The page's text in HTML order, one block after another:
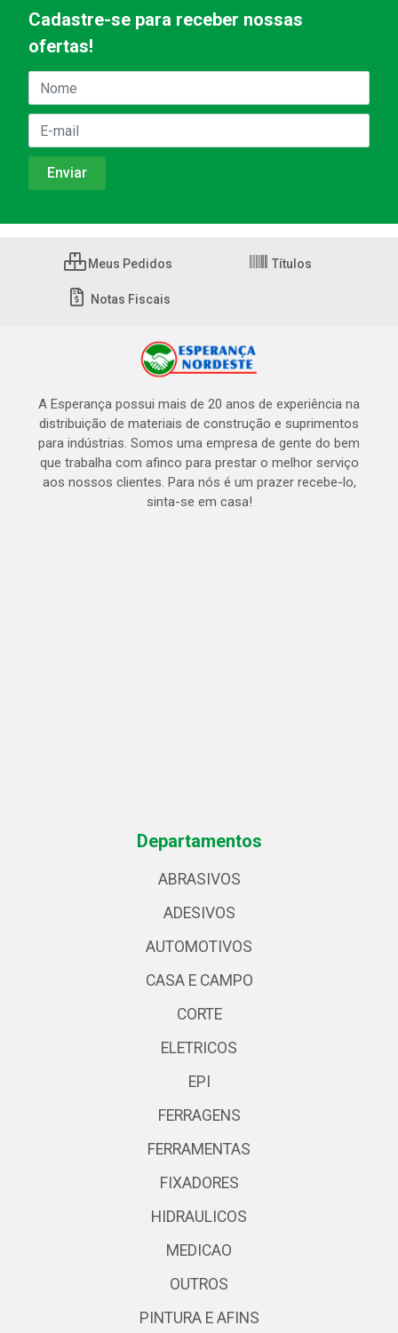
Cadastre-se para receber nossas
ofertas!
Meus Pedidos Títulos
Notas Fiscais
A Esperança possui mais de 20 anos de experiência na
distribuição de materiais de construção e suprimentos
para indústrias. Somos uma empresa de gente do bem
que trabalha com afinco para prestar o melhor serviço
aos nossos clientes. Para nós é um prazer recebe-lo,
sinta-se em casa!
Departamentos
ABRASIVOS
ADESIVOS
AUTOMOTIVOS
CASA E CAMPO
CORTE
ELETRICOS
EPI
FERRAGENS
FERRAMENTAS
FIXADORES
HIDRAULICOS
MEDICAO
OUTROS
PINTURA E AFINS